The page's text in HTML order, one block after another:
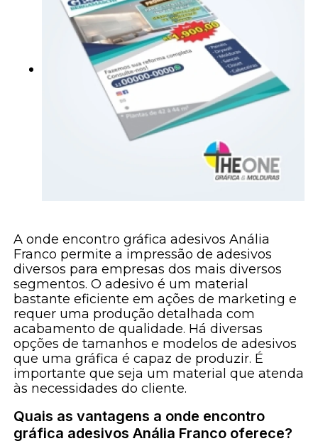
A onde encontro gráfica adesivos Anália
Franco permite a impressão de adesivos
diversos para empresas dos mais diversos
segmentos. O adesivo é um material
bastante eficiente em ações de marketing e
requer uma produção detalhada com
acabamento de qualidade. Há diversas
opções de tamanhos e modelos de adesivos
que uma gráfica é capaz de produzir. É
importante que seja um material que atenda
às necessidades do cliente.
Quais as vantagens a onde encontro
gráfica adesivos Anália Franco oferece?